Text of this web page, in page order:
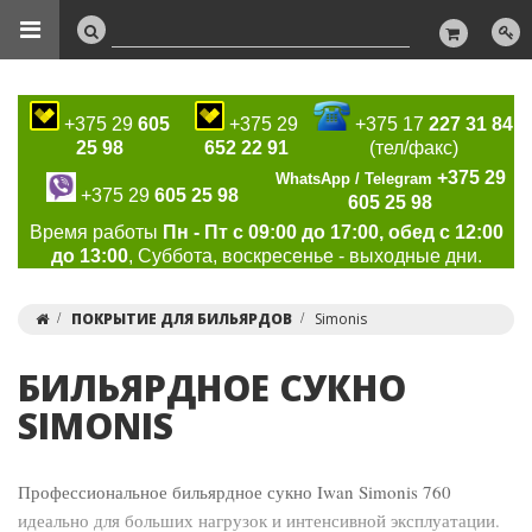
+375 29 605
25 98
+375 29
652 22 91
+375 17227 31 84
(тел/факс)
+375 29 605 25 98
WhatsApp / Telegram +375 29
605 25 98
Время работы Пн - Пт с 09:00 до 17:00, обед с 12:00
до 13:00, Суббота, воскресенье - выходные дни.
ПОКРЫТИЕ ДЛЯ БИЛЬЯРДОВ Simonis
БИЛЬЯРДНОЕ СУКНО
SIMONIS
Профессиональное бильярдное сукно Iwan Simonis 760
идеально для больших нагрузок и интенсивной эксплуатации.